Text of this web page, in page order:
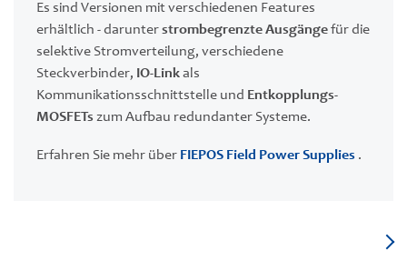
Es sind Versionen mit verschiedenen Features
erhältlich - darunterstrombegrenzte Ausgängefür die
selektive Stromverteilung, verschiedene
Steckverbinder, IO-Linkals
Kommunikationsschnittstelle und Entkopplungs-
MOSFETs zum Aufbau redundanter Systeme.
Erfahren Sie mehr über FIEPOS Field Power Supplies .